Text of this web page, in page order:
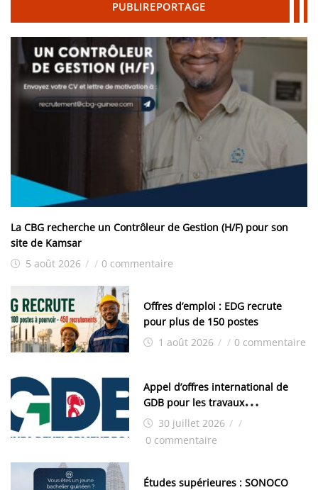
PUBLIREPORTAGE
La CBG recherche un Contrôleur de Gestion (H/F) pour son
site de Kamsar
5 août 2026 / / 0 commentaire
Offres d’emploi : EDG recrute
pour plus de 150 postes
1 août 2026 / / 0 commentaire
Appel d’offres international de
GDB pour les travaux
d’aménagement de la zone
industrielle de FANDJE (PAZIF)
30 juillet 2026 / /
0 commentaire
Études supérieures : SONOCO